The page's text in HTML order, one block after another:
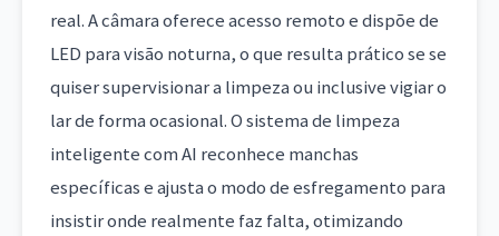
real. A câmara oferece acesso remoto e dispõe de
LED para visão noturna, o que resulta prático se se
quiser supervisionar a limpeza ou inclusive vigiar o
lar de forma ocasional. O sistema de limpeza
inteligente com AI reconhece manchas
específicas e ajusta o modo de esfregamento para
insistir onde realmente faz falta, otimizando